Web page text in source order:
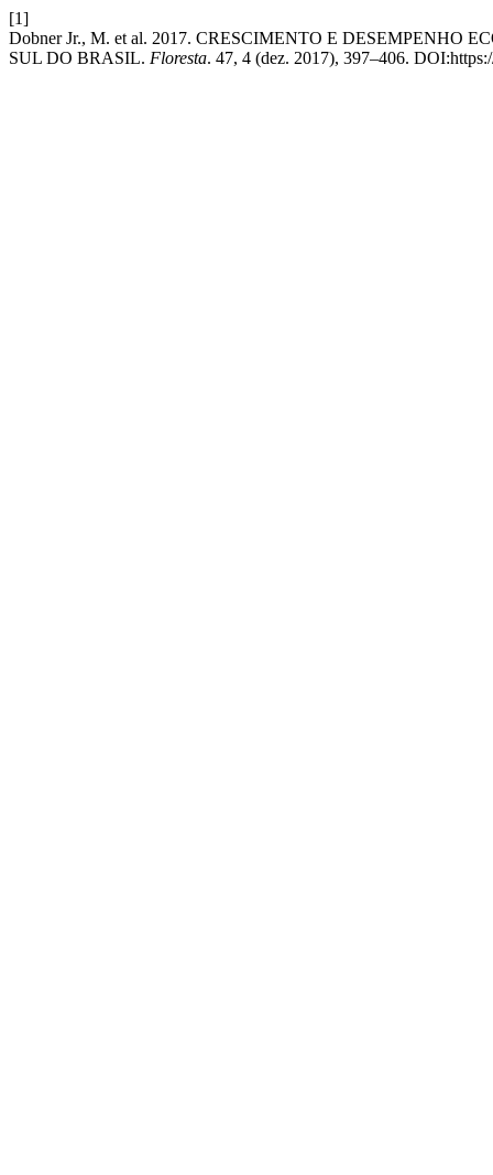
[1]
Dobner Jr., M. et al. 2017. CRESCIMENTO E DESEMPENHO
SUL DO BRASIL. Floresta. 47, 4 (dez. 2017), 397–406.